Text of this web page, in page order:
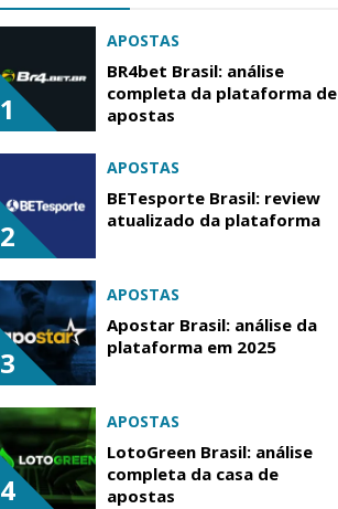
1
APOSTAS
BR4bet Brasil: análise
completa da plataforma de
apostas
2
APOSTAS
BETesporte Brasil: review
atualizado da plataforma
3
APOSTAS
Apostar Brasil: análise da
plataforma em 2025
4
APOSTAS
LotoGreen Brasil: análise
completa da casa de
apostas